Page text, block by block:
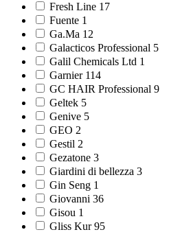
Fresh Line 17
Fuente 1
Ga.Ma 12
Galacticos Professional 5
Galil Chemicals Ltd 1
Garnier 114
GC HAIR Professional 9
Geltek 5
Genive 5
GEO 2
Gestil 2
Gezatone 3
Giardini di bellezza 3
Gin Seng 1
Giovanni 36
Gisou 1
Gliss Kur 95